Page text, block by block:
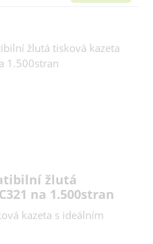
žlutá
na 1.500stran
kazeta s ideálním